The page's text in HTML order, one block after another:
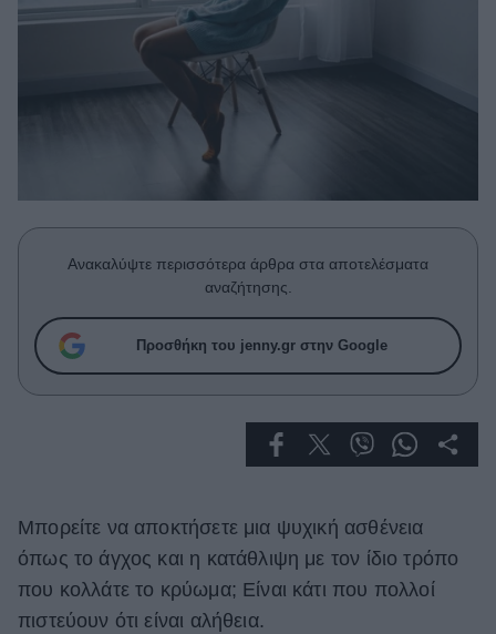
Fitness
Woman Power
Πρόσωπα
Συνεντεύξεις
Who
True Stories
Ask the Guru
Living
Deco
Ανακαλύψτε περισσότερα άρθρα στα αποτελέσματα
αναζήτησης.
Προσθήκη του jenny.gr στην Google
Μπορείτε να αποκτήσετε μια ψυχική ασθένεια
όπως το άγχος και η κατάθλιψη με τον ίδιο τρόπο
που κολλάτε το κρύωμα; Είναι κάτι που πολλοί
πιστεύουν ότι είναι αλήθεια.